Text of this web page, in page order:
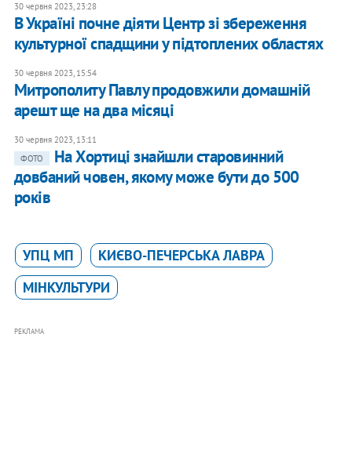
30 червня 2023, 23:28
В Україні почне діяти Центр зі збереження
культурної спадщини у підтоплених областях
30 червня 2023, 15:54
Митрополиту Павлу продовжили домашній
арешт ще на два місяці
30 червня 2023, 13:11
ФОТО
На Хортиці знайшли старовинний
довбаний човен, якому може бути до 500
років
УПЦ МП
КИЄВО-ПЕЧЕРСЬКА ЛАВРА
МІНКУЛЬТУРИ
РЕКЛАМА